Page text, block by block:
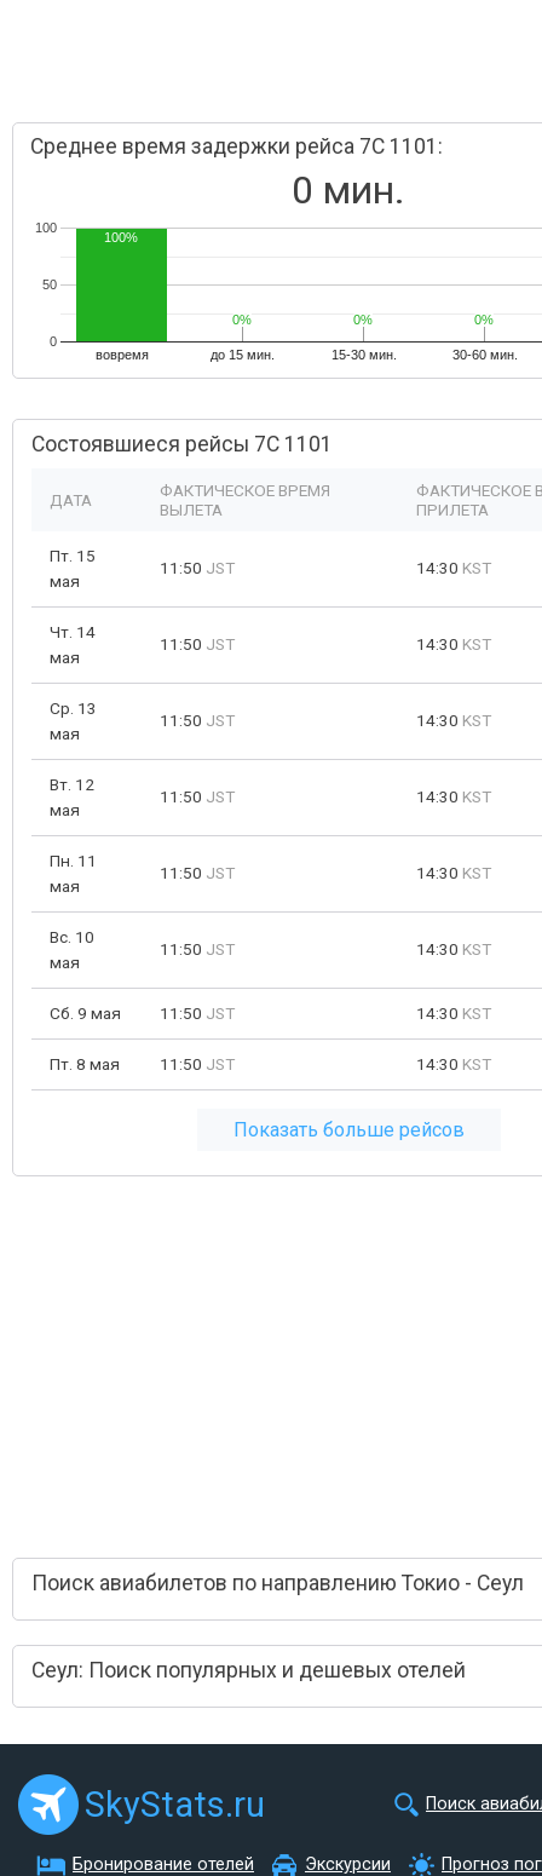
Среднее время задержки рейса 7C 1101:
0 мин.
вовремя до 15 мин. 15-30 мин. 30-60 мин.
0
50
100
100%
0%
0% 0%
0% 0%
0%
Состоявшиеся рейсы 7C 1101
ДАТА
ФАКТИЧЕСКОЕ ВРЕМЯ
ВЫЛЕТА
ФАКТИЧЕСКОЕ
ПРИЛЕТА
Пт. 15
мая
11:50 JST 14:30 KST
Чт. 14
мая
11:50 JST 14:30 KST
Ср. 13
мая
11:50 JST 14:30 KST
Вт. 12
мая
11:50 JST 14:30 KST
Пн. 11
мая
11:50 JST 14:30 KST
Вс. 10
мая
11:50 JST 14:30 KST
Сб. 9 мая 11:50 JST 14:30 KST
Пт. 8 мая 11:50 JST 14:30 KST
Показать больше рейсов
Поиск авиабилетов по направлению Токио - Сеул
Сеул: Поиск популярных и дешевых отелей
SkyStats.ru Поиск
Бронирование отелей Экскурсии Прогноз